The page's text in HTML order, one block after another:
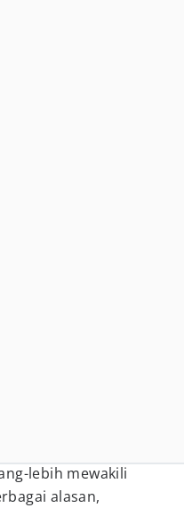
lebih mewakili
alasan,